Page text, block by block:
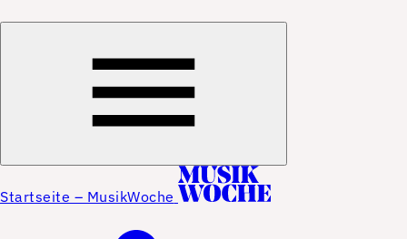
Startseite – MusikWoche